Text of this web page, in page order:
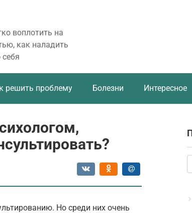
воплотить на
как наладить
решить проблему Болезни Интересное
Но среди них очень